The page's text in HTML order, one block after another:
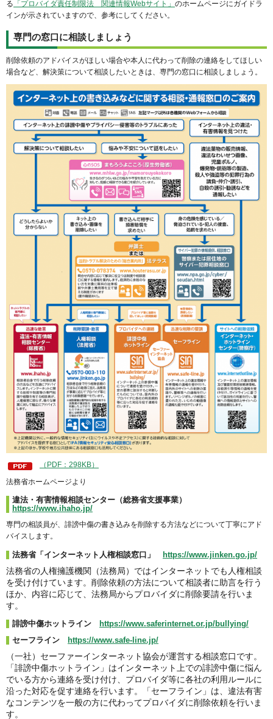
る 「プロバイダ責任制限法 関連情報Webサイト」 のホームページにガイドラ
インが示されていますので、参考にしてください。
専門の窓口に相談しましょう
削除依頼のアドバイスがほしい場合や本人に代わって削除の連絡をしてほしい
場合など、解決策について相談したいときは、専門の窓口に相談しましょう。
（PDF：298KB）
法務省ホームページより
違法・有害情報相談センター（総務省支援事業）
https://www.ihaho.jp/
専門の相談員が、誹謗中傷の書き込みを削除する方法などについて丁寧にアド
バイスします。
法務省「インターネット人権相談窓口」 https://www.jinken.go.jp/
法務省の人権擁護機関（法務局）ではインターネットでも人権相談
を受け付けています。削除依頼の方法について相談者に助言を行う
ほか、内容に応じて、法務局からプロバイダに削除要請を行いま
す。
誹謗中傷ホットライン https://www.saferinternet.or.jp/bullying/
セーフライン
https://www.safe-line.jp/
（一社）セーファーインターネット協会が運営する相談窓口です。
「誹謗中傷ホットライン」はインターネット上での誹謗中傷に悩ん
でいる方から連絡を受け付け、プロバイダ等に各社の利用ルールに
沿った対応を促す連絡を行います。「セーフライン」は、違法有害
なコンテンツを一般の方に代わってプロバイダに削除依頼を行いま
す。